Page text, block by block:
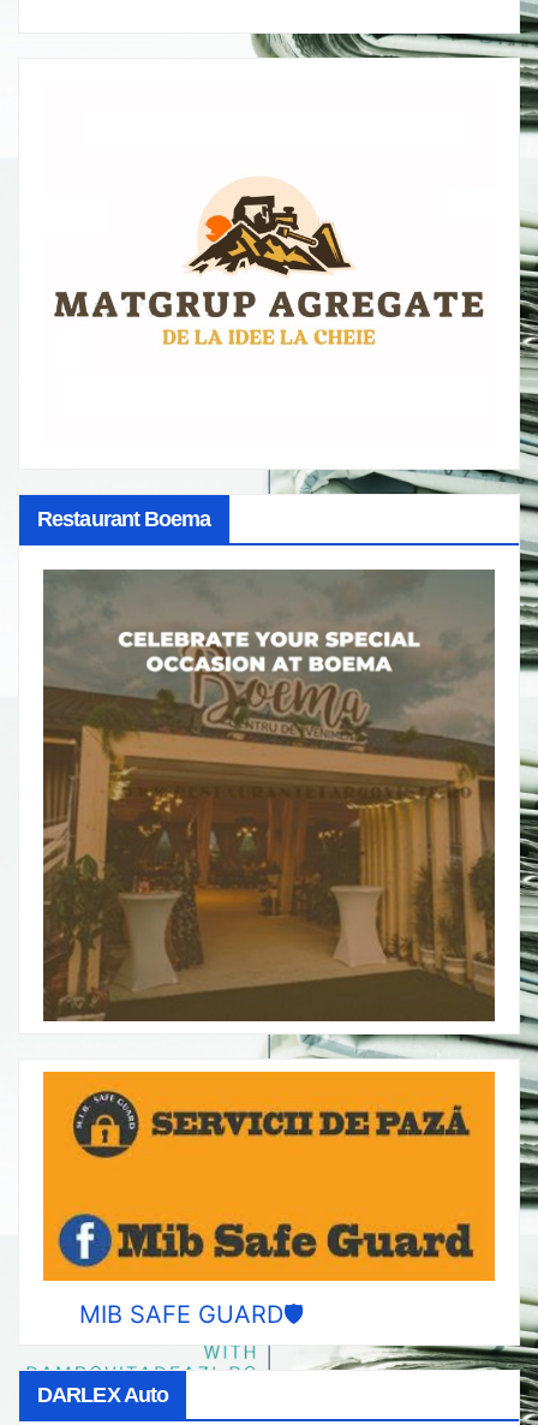
Restaurant Boema
MIB SAFE GUARD🛡️
DARLEX Auto